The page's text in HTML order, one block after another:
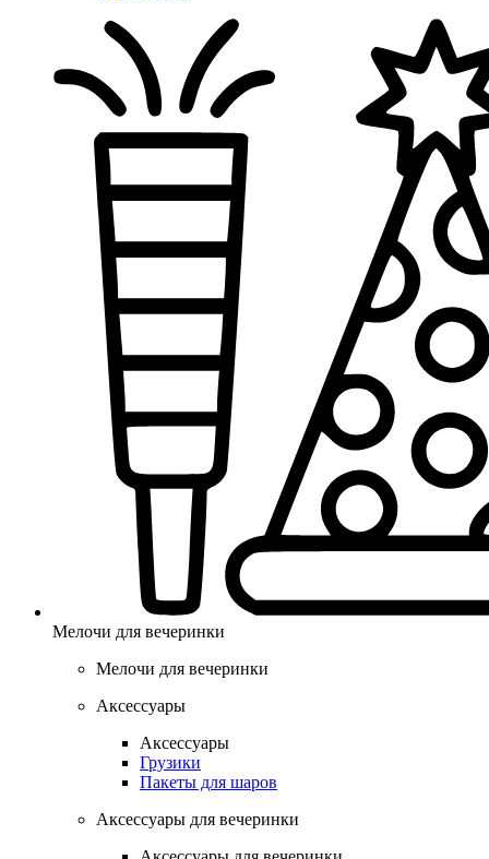
Мелочи для вечеринки
Мелочи для вечеринки
Аксессуары
Аксессуары
Грузики
Пакеты для шаров
Аксессуары для вечеринки